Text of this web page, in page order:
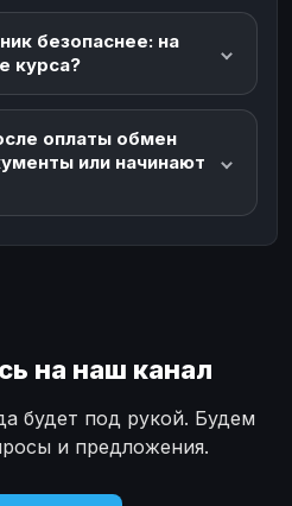
безопаснее: на
курса?
оплаты обмен
или начинают
на наш канал
будет под рукой. Будем
и предложения.